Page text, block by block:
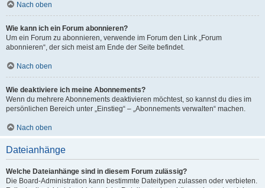
Nach oben
Wie kann ich ein Forum abonnieren?
Um ein Forum zu abonnieren, verwende im Forum den Link „Forum
abonnieren“, der sich meist am Ende der Seite befindet.
Nach oben
Wie deaktiviere ich meine Abonnements?
Wenn du mehrere Abonnements deaktivieren möchtest, so kannst du dies im
persönlichen Bereich unter „Einstieg“ – „Abonnements verwalten“ machen.
Nach oben
Dateianhänge
Welche Dateianhänge sind in diesem Forum zulässig?
Die Board-Administration kann bestimmte Dateitypen zulassen oder verbieten.